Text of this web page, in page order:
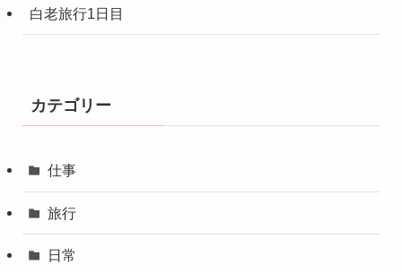
白老旅行1日目
カテゴリー
仕事
旅行
日常